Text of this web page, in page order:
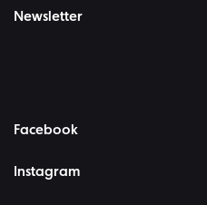
Newsletter
Facebook
Instagram